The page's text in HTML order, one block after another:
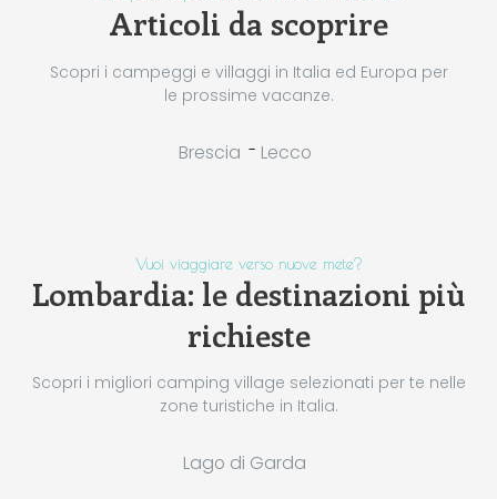
Articoli da scoprire
Scopri i campeggi e villaggi in Italia ed Europa per
le prossime vacanze.
Brescia - Lecco
Vuoi viaggiare verso nuove mete?
Lombardia: le destinazioni più
richieste
Scopri i migliori camping village selezionati per te nelle
zone turistiche in Italia.
Lago di Garda